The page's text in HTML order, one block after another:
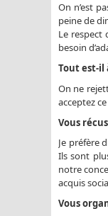
On n’est
peine de
Le respect
besoin
Tout est-il
On ne
acceptez
Vous
Je préfère
Ils sont
notre
acquis
Vous